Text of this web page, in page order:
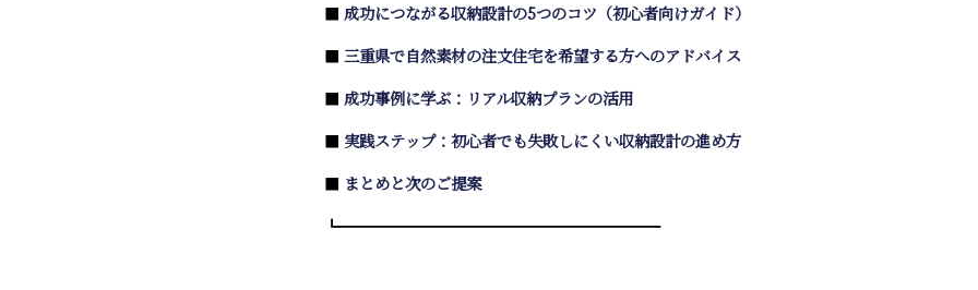
■ 成功につながる収納設計の5つのコツ（初心者向けガイド）
■ 三重県で自然素材の注文住宅を希望する方へのアドバイス
■ 成功事例に学ぶ：リアル収納プランの活用
■ 実践ステップ：初心者でも失敗しにくい収納設計の進め方
■ まとめと次のご提案
┗━━━━━━━━━━━━━━━━━━━━━